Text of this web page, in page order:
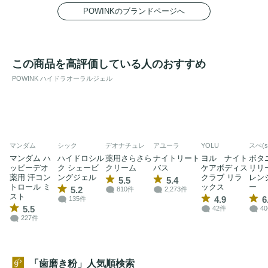
POWINKのブランドページへ
この商品を高評価している人のおすすめ
POWINK ハイドラオーラルジェル
マンダム
マンダム ハ
ッピーデオ
薬用 汗コン
トロール ミ
スト
5.5
227件
シック
ハイドロシル
ク シェービ
ングジェル
5.2
135件
デオナチュレ
薬用さらさら
クリーム
5.5
810件
アユーラ
ナイトリート
バス
5.4
2,273件
YOLU
ヨル ナイト
ケアボディス
クラブ リラ
ックス
4.9
42件
スぺ
ボタ
リリ
レン
ー
「歯磨き粉」人気順検索